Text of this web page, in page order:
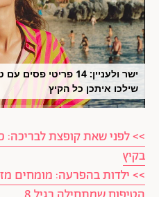
ישר ולעניין: 14 פריטי פסים
שילכו איתכן כל הקיץ
>> לפני שאת קופצת לבריכה:
בקיץ
>> ילדות בהפרעה: מומחים